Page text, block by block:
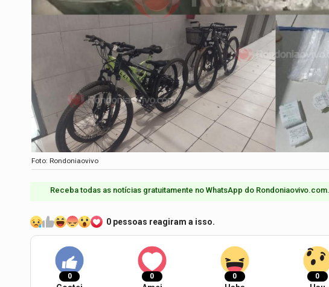
Foto: Rondoniaovivo
Receba todas as notícias gratuitamente no WhatsApp do Rondoniaovivo.com.​
0 pessoas reagiram a isso.
0 0 0 0